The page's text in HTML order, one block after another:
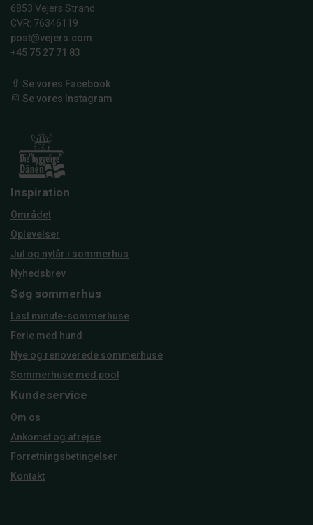
6853 Vejers Strand
CVR: 76346119
post@vejers.com
+45 75 27 71 83
Se vores Facebook
Se vores Instagram
Inspiration
Området
Oplevelser
Jul og nytår i sommerhus
Nyhedsbrev
Søg sommerhus
Last minute-sommerhuse
Ferie med hund
Nye og renoverede sommerhuse
Sommerhuse med pool
Kundeservice
Om os
Ankomst og afrejse
Forretningsbetingelser
Kontakt